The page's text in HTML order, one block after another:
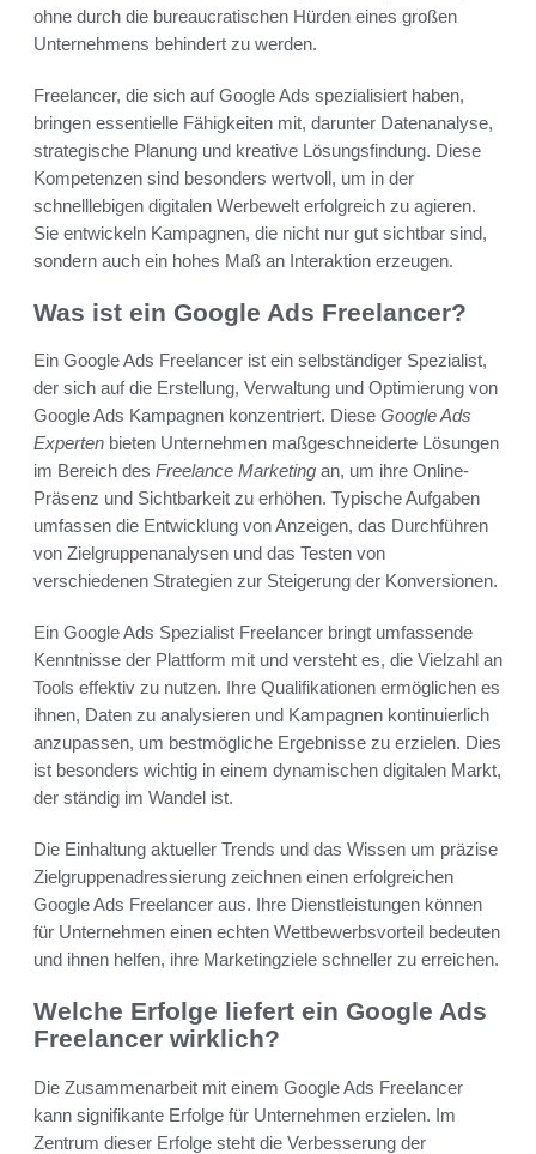
ohne durch die bureaucratischen Hürden eines großen
Unternehmens behindert zu werden.
Freelancer, die sich auf Google Ads spezialisiert haben,
bringen essentielle Fähigkeiten mit, darunter Datenanalyse,
strategische Planung und kreative Lösungsfindung. Diese
Kompetenzen sind besonders wertvoll, um in der
schnelllebigen digitalen Werbewelt erfolgreich zu agieren.
Sie entwickeln Kampagnen, die nicht nur gut sichtbar sind,
sondern auch ein hohes Maß an Interaktion erzeugen.
Was ist ein Google Ads Freelancer?
Ein Google Ads Freelancer ist ein selbständiger Spezialist,
der sich auf die Erstellung, Verwaltung und Optimierung von
Google Ads Kampagnen konzentriert. Diese Google Ads
Experten bieten Unternehmen maßgeschneiderte Lösungen
im Bereich des Freelance Marketing an, um ihre Online-
Präsenz und Sichtbarkeit zu erhöhen. Typische Aufgaben
umfassen die Entwicklung von Anzeigen, das Durchführen
von Zielgruppenanalysen und das Testen von
verschiedenen Strategien zur Steigerung der Konversionen.
Ein Google Ads Spezialist Freelancer bringt umfassende
Kenntnisse der Plattform mit und versteht es, die Vielzahl an
Tools effektiv zu nutzen. Ihre Qualifikationen ermöglichen es
ihnen, Daten zu analysieren und Kampagnen kontinuierlich
anzupassen, um bestmögliche Ergebnisse zu erzielen. Dies
ist besonders wichtig in einem dynamischen digitalen Markt,
der ständig im Wandel ist.
Die Einhaltung aktueller Trends und das Wissen um präzise
Zielgruppenadressierung zeichnen einen erfolgreichen
Google Ads Freelancer aus. Ihre Dienstleistungen können
für Unternehmen einen echten Wettbewerbs­vorteil bedeuten
und ihnen helfen, ihre Marketingziele schneller zu erreichen.
Welche Erfolge liefert ein Google Ads
Freelancer wirklich?
Die Zusammenarbeit mit einem Google Ads Freelancer
kann signifikante Erfolge für Unternehmen erzielen. Im
Zentrum dieser Erfolge steht die Verbesserung der